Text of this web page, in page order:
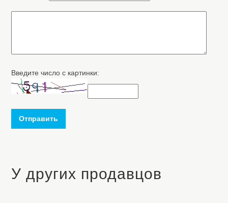
Введите число с картинки:
Отправить
У других продавцов